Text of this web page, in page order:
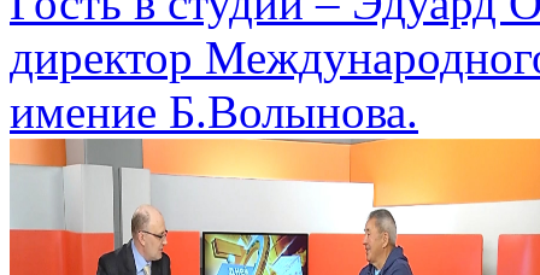
директор
имение Б.Волынова.